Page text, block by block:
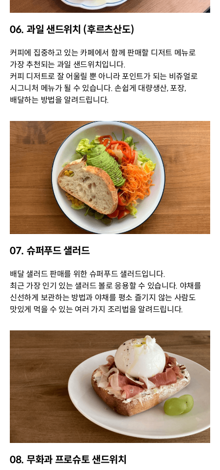
06. 과일 샌드위치 (후르츠산도)
커피에 집중하고 있는 카페에서 함께 판매할 디저트 메뉴로
가장 추천되는 과일 샌드위치입니다.
커피 디저트로 잘 어울릴 뿐 아니라 포인트가 되는 비쥬얼로
시그니처 메뉴가 될 수 있습니다. 손쉽게 대량생산, 포장,
배달하는 방법을 알려드립니다.
07. 슈퍼푸드 샐러드
배달 샐러드 판매를 위한 슈퍼푸드 샐러드입니다.
최근 가장 인기 있는 샐러드 볼로 응용할 수 있습니다. 야채를
신선하게 보관하는 방법과 야채를 평소 즐기지 않는 사람도
맛있게 먹을 수 있는 여러 가지 조리법을 알려드립니다.
08. 무화과 프로슈토 샌드위치